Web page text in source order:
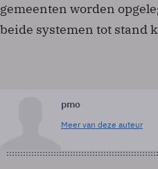
gemeenten worden
beide systemen tot stand
pmo
Meer van deze auteur